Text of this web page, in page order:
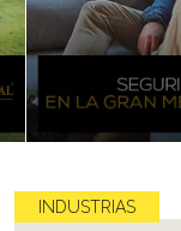
INDUSTRIAS